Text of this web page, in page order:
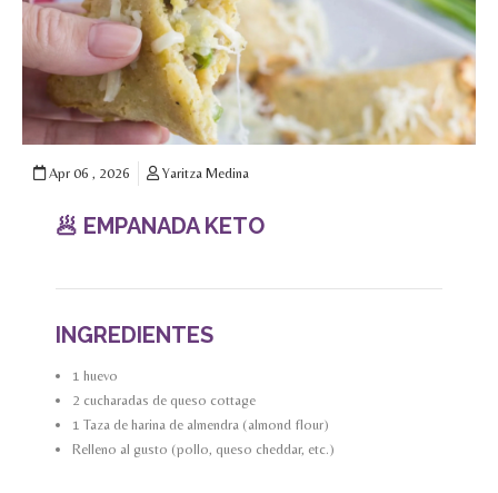
Apr 06 , 2026 Yaritza Medina
🥟 EMPANADA KETO
INGREDIENTES
1 huevo
2 cucharadas de queso cottage
1 Taza de harina de almendra (almond flour)
Relleno al gusto (pollo, queso cheddar, etc.)